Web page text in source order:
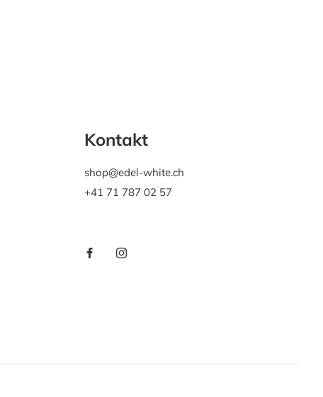
Kontakt
shop@edel-white.ch
+41 71 787 02 57